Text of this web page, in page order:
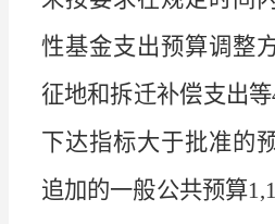
性基金支出预算调整
征地和拆迁补偿支出等
下达指标大于批准的
追加的一般公共预算